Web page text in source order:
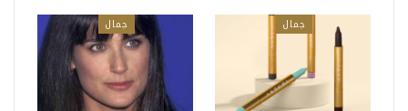
جمال جمال